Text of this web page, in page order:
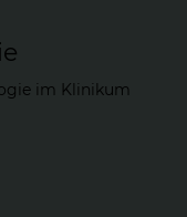
im Klinikum